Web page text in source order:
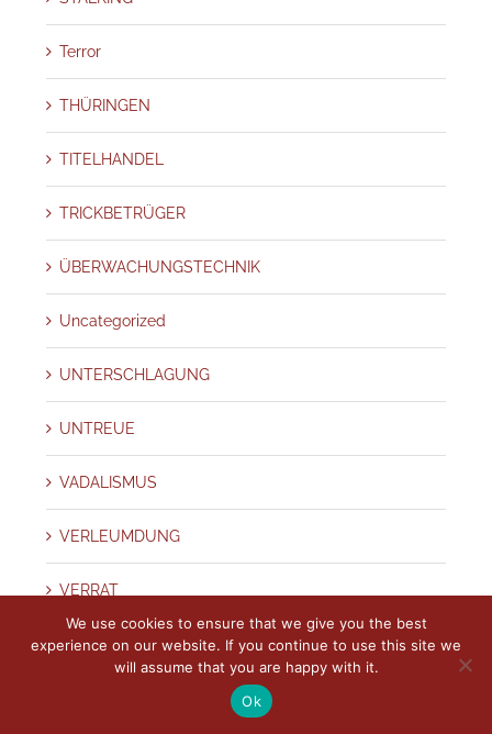
Terror
THÜRINGEN
TITELHANDEL
TRICKBETRÜGER
ÜBERWACHUNGSTECHNIK
Uncategorized
UNTERSCHLAGUNG
UNTREUE
VADALISMUS
VERLEUMDUNG
VERRAT
VERSICHERUNGSBETRUG
VIP SCHUTZ UND PRÄVENTION
We use cookies to ensure that we give you the best
experience on our website. If you continue to use this site we
will assume that you are happy with it.
Ok